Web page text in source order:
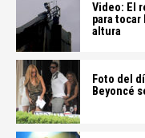
Video: El
para tocar
altura
Foto del
Beyoncé